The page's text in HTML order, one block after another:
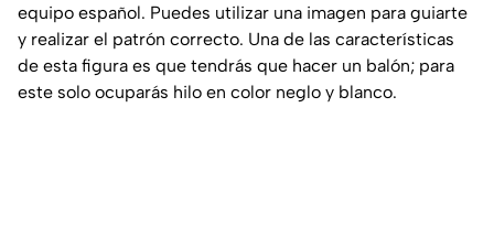
equipo español. Puedes utilizar una imagen para guiarte
y realizar el patrón correcto. Una de las características
de esta figura es que tendrás que hacer un balón; para
este solo ocuparás hilo en color neglo y blanco.